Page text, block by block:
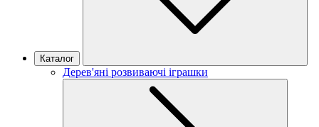
Каталог
Дерев'яні розвиваючі іграшки